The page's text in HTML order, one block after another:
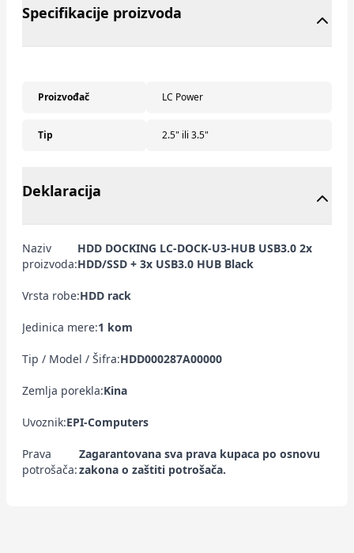
Specifikacije proizvoda
Proizvođač LC Power
Tip 2.5" ili 3.5"
Deklaracija
Naziv
proizvoda:
HDD DOCKING LC-DOCK-U3-HUB USB3.0 2x
HDD/SSD + 3x USB3.0 HUB Black
Vrsta robe:HDD rack
Jedinica mere:1 kom
Tip / Model / Šifra:HDD000287A00000
Zemlja porekla:Kina
Uvoznik:EPI-Computers
Prava
potrošača:
Zagarantovana sva prava kupaca po osnovu
zakona o zaštiti potrošača.